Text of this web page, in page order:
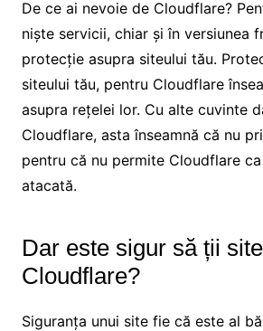
De ce ai nevoie de Cloudflare?
niște servicii, chiar și în versiunea
protecție asupra siteului tău.
siteului tău, pentru Cloudflare
asupra rețelei lor. Cu alte cuvinte
Cloudflare, asta înseamnă că nu
pentru că nu permite Cloudflare
atacată.
Dar este sigur să ții
Cloudflare?
Siguranța unui site fie că este al